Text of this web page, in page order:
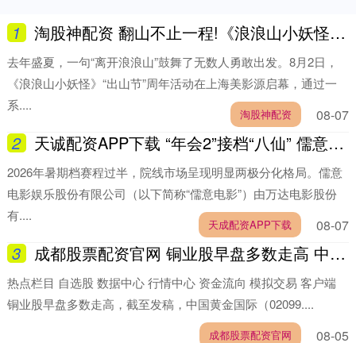
1 淘股神配资 翻山不止一程!《浪浪山小妖怪》“出山节”来了
08-07
去年盛夏，一句“离开浪浪山”鼓舞了无数人勇敢出发。8月2日，
《浪浪山小妖怪》“出山节”周年活动在上海美影源启幕，通过一
系....
淘股神配资
2 天诚配资APP下载 “年会2”接档“八仙” 儒意电影求如意
08-07
2026年暑期档赛程过半，院线市场呈现明显两极分化格局。儒意
电影娱乐股份有限公司（以下简称“儒意电影”）由万达电影股份
有....
天成配资APP下载
3 成都股票配资官网 铜业股早盘多数走高 中国黄金国际涨逾8%五矿资源涨逾4%
08-05
热点栏目 自选股 数据中心 行情中心 资金流向 模拟交易 客户端
铜业股早盘多数走高，截至发稿，中国黄金国际（02099....
成都股票配资官网